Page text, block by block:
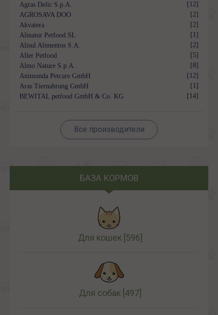
Agras Delic S.p.A.
[12]
AGROSAVA DOO
[2]
Akvatera
[2]
Alinatur Petfood SL
[1]
Alisul Alimentos S.A.
[2]
Aller Petfood
[5]
Almo Nature S.p.A.
[8]
Animonda Petcare GmbH
[12]
Aras Tiernahrung GmbH
[1]
BEWITAL petfood GmbH & Co. KG
[14]
Все производители
БАЗА КОРМОВ
Для кошек [596]
Для собак [497]